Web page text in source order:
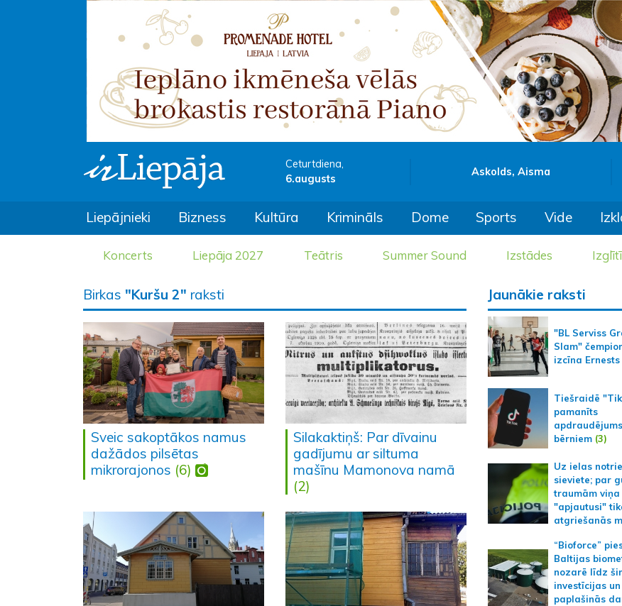
Ceturtdiena,
6.augusts
Askolds, Aisma
Liepājnieki Bizness Kultūra Krimināls Dome Sports Vide
Koncerts Liepāja 2027 Teātris Summer Sound Izstādes
Birkas "Kuršu 2" raksti
Sveic sakoptākos namus
dažādos pilsētas
mikrorajonos (6)
Silakaktiņš: Par dīvainu
gadījumu ar siltuma
mašīnu Mamonova namā
(2)
Jaunākie raksti
"BL Serviss
Slam"
izcīna Ernests
Tiešraidē
pamanīts
bērniem (3)
Uz ielas
sieviete; par
traumām viņa
"apjautusi"
atgriešanās
“Bioforce”
Baltijas
nozarē līdz
investīcijas un
paplašinās